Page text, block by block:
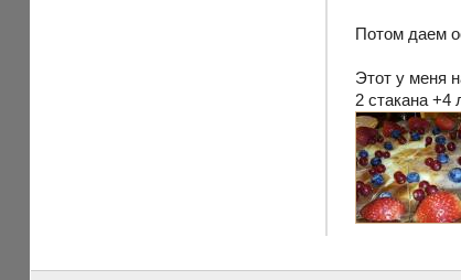
Потом даем
Этот у меня
2 стакана +4